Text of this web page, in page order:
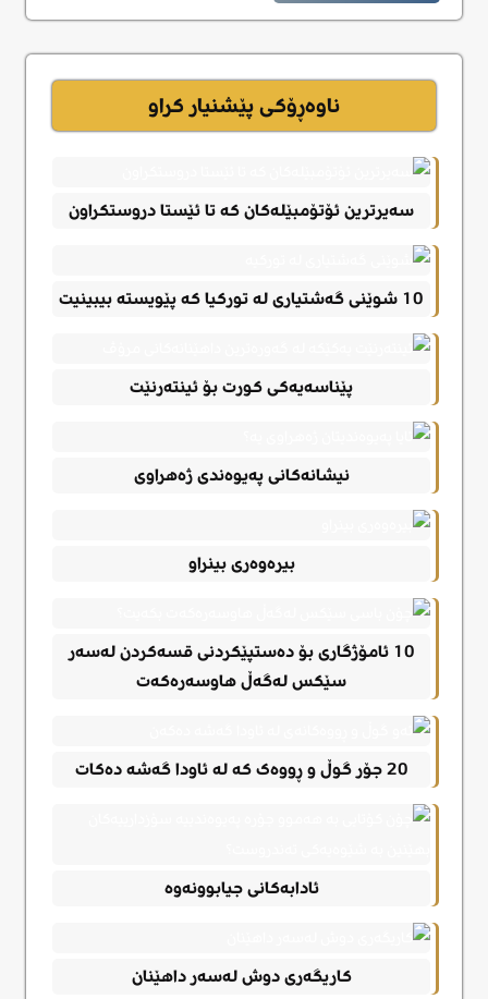
ناوەڕۆکی پێشنیار کراو
سەیرترین ئۆتۆمبێلەکان کە تا ئێستا دروستکراون
10 شوێنی گەشتیاری لە تورکیا کە پێویستە بیبینیت
پێناسەیەکی کورت بۆ ئینتەرنێت
نیشانەکانی پەیوەندی ژەهراوی
بیرەوەری بینراو
10 ئامۆژگاری بۆ دەستپێکردنی قسەکردن لەسەر
سێکس لەگەڵ هاوسەرەکەت
20 جۆر گوڵ و ڕووەک کە لە ئاودا گەشە دەکات
ئادابەکانی جیابوونەوە
کاریگەری دوش لەسەر داهێنان